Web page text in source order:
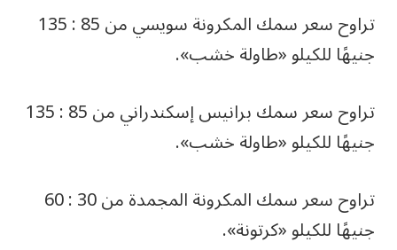
تراوح سعر سمك المكرونة سويسي من 85 : 135
جنيهًا للكيلو «طاولة خشب».
تراوح سعر سمك برانيس إسكندراني من 85 : 135
جنيهًا للكيلو «طاولة خشب».
تراوح سعر سمك المكرونة المجمدة من 30 : 60
جنيهًا للكيلو «كرتونة».